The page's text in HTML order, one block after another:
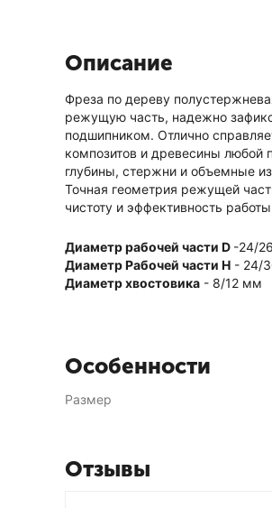
Описание
Фреза по дереву
режущую часть, надежно
подшипником. Отлично
композитов и древесины любой
глубины, стержни и объемные
Точная геометрия режущей
чистоту и эффективность
Диаметр рабочей части D -24/
Диаметр Рабочей части H - 24/
Диаметр хвостовика - 8/12 мм
Особенности
Размер
Отзывы